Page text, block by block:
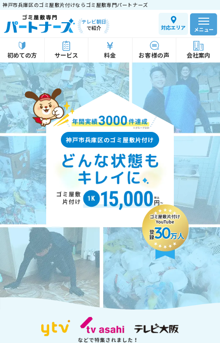
神戸市兵庫区のゴミ屋敷片付けならゴミ屋敷専門パートナーズ
テレビ朝日
で紹介
対応エリア
初めての方 サービス 料金 お客様の声 会社案内
メニュー
神戸市兵庫区のゴミ屋敷片付け
登録30万人